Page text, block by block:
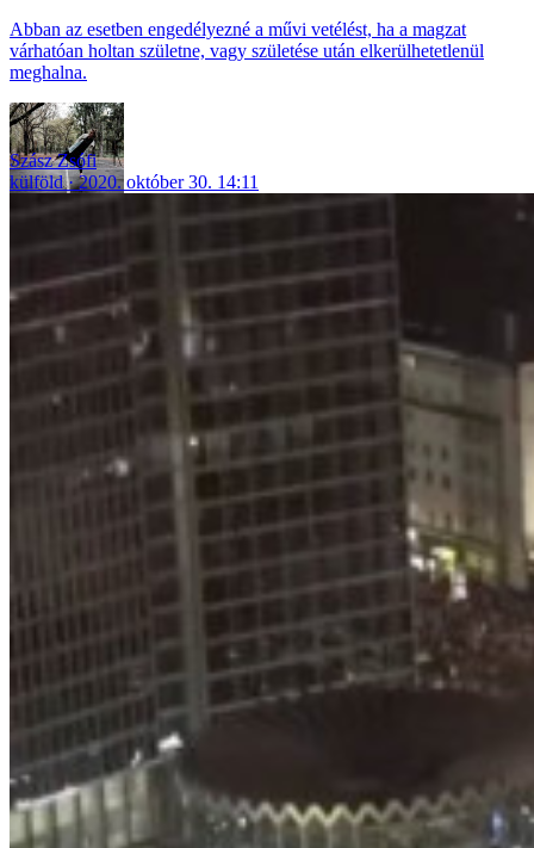
Abban az esetben engedélyezné a művi vetélést, ha a magzat
várhatóan holtan születne, vagy születése után elkerülhetetlenül
meghalna.
Szász Zsófi
külföld
2020. október 30. 14:11